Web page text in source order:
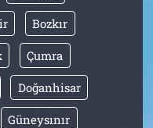
Bozkır
Çumra
Doğanhisar
Güneysınır